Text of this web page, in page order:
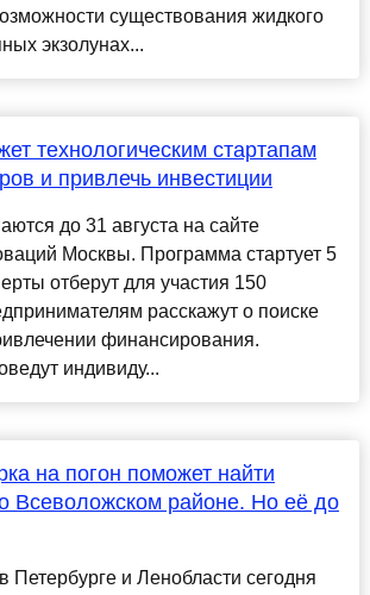
существования жидкого
экзолунах...
технологическим стартапам
и привлечь инвестиции
до 31 августа на сайте
Москвы. Программа стартует 5
отберут для участия 150
расскажут о поиске
финансирования.
индивиду...
на погон поможет найти
Всеволожском районе. Но её до
Петербурге и Ленобласти сегодня